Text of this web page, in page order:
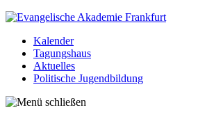
Kalender
Tagungshaus
Aktuelles
Politische Jugendbildung